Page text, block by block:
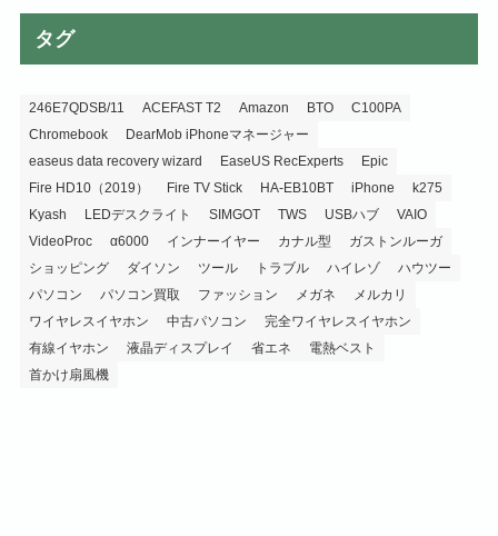
タグ
246E7QDSB/11 ACEFAST T2 Amazon BTO
C100PA
Chromebook
DearMob iPhoneマネージャー
easeus data recovery wizard
EaseUS RecExperts
Epic
Fire HD10（2019）
Fire TV Stick HA-EB10BT iPhone
k275
Kyash
LEDデスクライト SIMGOT TWS USBハブ
VAIO
VideoProc
α6000 インナーイヤー カナル型
ガストンルーガ
ショッピング
ダイソン ツール トラブル ハイレゾ
ハウツー
パソコン
パソコン買取 ファッション メガネ
メルカリ
ワイヤレスイヤホン
中古パソコン
完全ワイヤレスイヤホン
有線イヤホン
液晶ディスプレイ 省エネ
電熱ベスト
首かけ扇風機